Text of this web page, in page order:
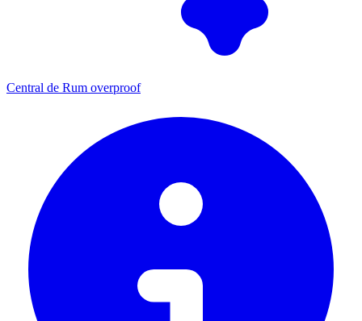
Central de Rum overproof